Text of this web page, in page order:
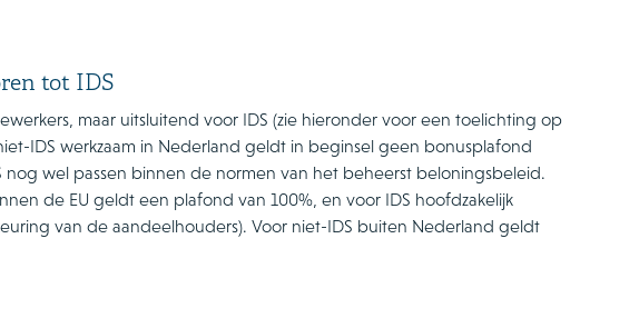
tot IDS
maar uitsluitend voor IDS (zie hieronder voor een toelichting op
IDS werkzaam in Nederland geldt in beginsel geen bonusplafond
wel passen binnen de normen van het beheerst beloningsbeleid.
de EU geldt een plafond van 100%, en voor IDS hoofdzakelijk
van de aandeelhouders). Voor niet-IDS buiten Nederland geldt